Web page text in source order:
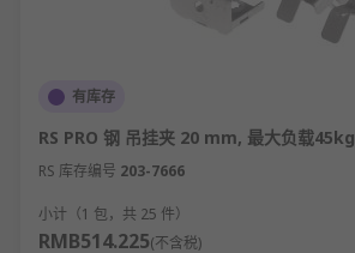
有库存
RS PRO 钢 吊挂夹 20 mm, 最大负载45kg
RS 库存编号 203-7666
小计（1 包，共 25 件）
RMB514.225(不含税)